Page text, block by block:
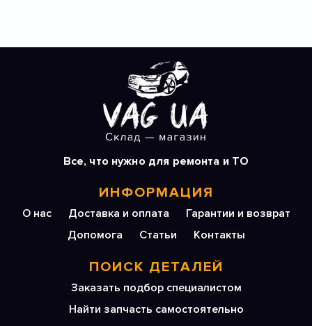
Все, что нужно для ремонта и ТО
ИНФОРМАЦИЯ
О нас Доставка и оплата
Гарантии и возврат
Допомога
Статьи Контакты
ПОИСК ДЕТАЛЕЙ
Заказать подбор специалистом
Найти запчасть самостоятельно